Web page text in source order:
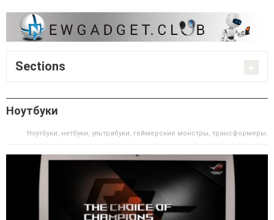
Sections
Ноутбуки
Ноутбуки, нетбуки, ультрабуки, геймерские монстры, трансформеры.